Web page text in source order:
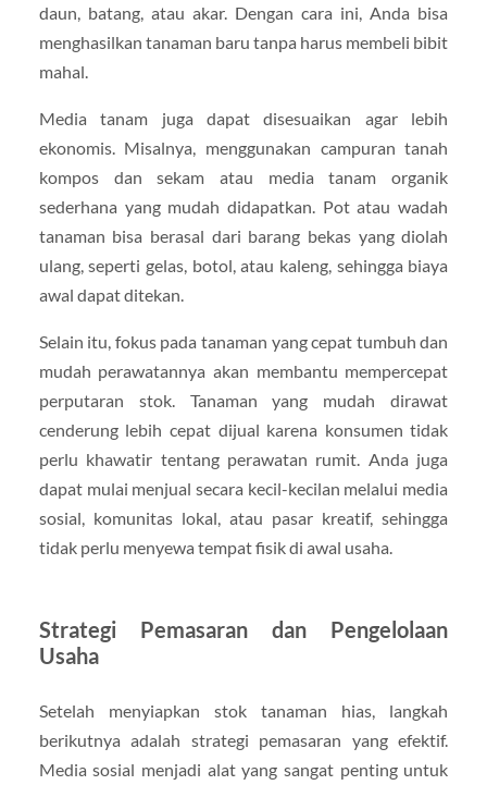
daun, batang, atau akar. Dengan cara ini, Anda bisa
menghasilkan tanaman baru tanpa harus membeli bibit
mahal.
Media tanam juga dapat disesuaikan agar lebih
ekonomis. Misalnya, menggunakan campuran tanah
kompos dan sekam atau media tanam organik
sederhana yang mudah didapatkan. Pot atau wadah
tanaman bisa berasal dari barang bekas yang diolah
ulang, seperti gelas, botol, atau kaleng, sehingga biaya
awal dapat ditekan.
Selain itu, fokus pada tanaman yang cepat tumbuh dan
mudah perawatannya akan membantu mempercepat
perputaran stok. Tanaman yang mudah dirawat
cenderung lebih cepat dijual karena konsumen tidak
perlu khawatir tentang perawatan rumit. Anda juga
dapat mulai menjual secara kecil-kecilan melalui media
sosial, komunitas lokal, atau pasar kreatif, sehingga
tidak perlu menyewa tempat fisik di awal usaha.
Strategi Pemasaran dan Pengelolaan
Usaha
Setelah menyiapkan stok tanaman hias, langkah
berikutnya adalah strategi pemasaran yang efektif.
Media sosial menjadi alat yang sangat penting untuk